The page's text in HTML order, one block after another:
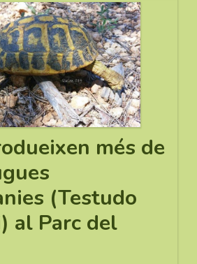
més de
(Testudo
al Parc del